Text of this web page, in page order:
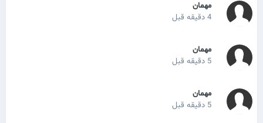
مهمان
4 دقیقه قبل
مهمان
5 دقیقه قبل
مهمان
5 دقیقه قبل